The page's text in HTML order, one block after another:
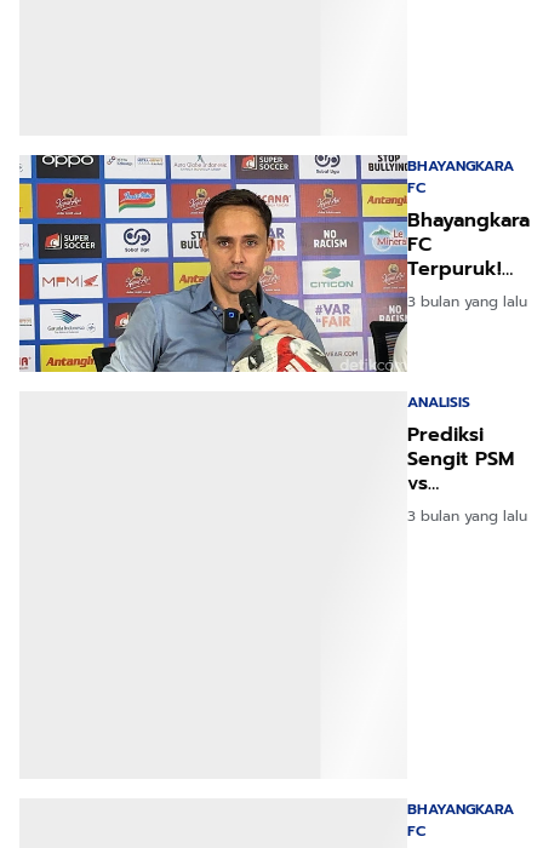
BHAYANGKARA
FC
Bhayangkara
FC
Terpuruk!
Tiga
Kekalahan
3 bulan yang lalu
ANALISIS
Prediksi
Sengit PSM
vs
Bhayangkara
3 bulan yang lalu
BHAYANGKARA
FC